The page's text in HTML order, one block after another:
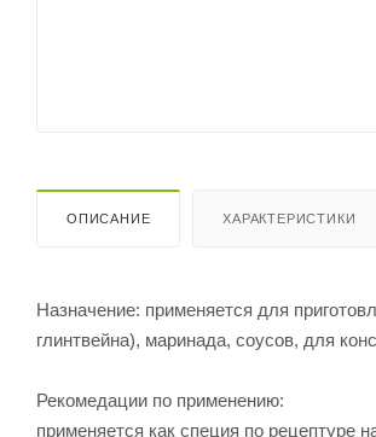
ОПИСАНИЕ ХАРАКТЕРИСТИКИ
Назначение: применяется для
глинтвейна), маринада, соусов, для
Рекомедации по применению:
применяется как специя по рецептуре